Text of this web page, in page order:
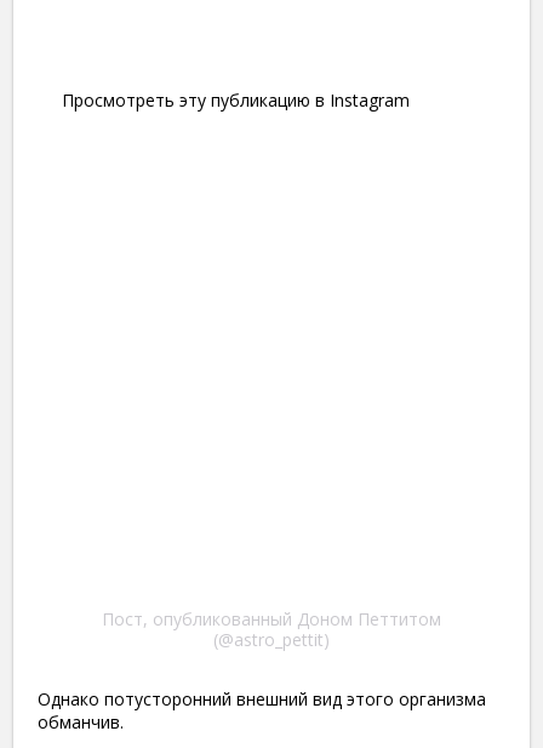
Просмотреть эту публикацию в Instagram
Пост, опубликованный Доном Петтитом
(@astro_pettit)
Однако потусторонний внешний вид этого организма
обманчив.